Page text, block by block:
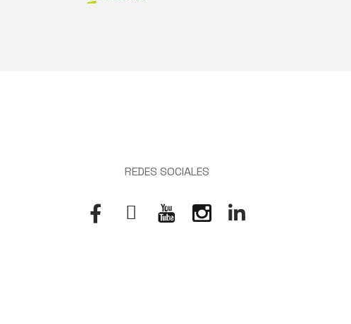
REDES SOCIALES